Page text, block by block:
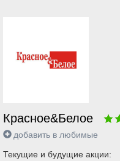
Красное&Белое
добавить в любимые
Текущие и будущие акции: